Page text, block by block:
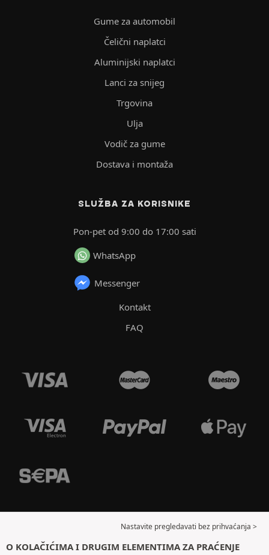
Gume za automobil
Čelični naplatci
Aluminijski naplatci
Lanci za snijeg
Trgovina
Ulja
Vodič za gume
Dostava i montaža
SLUŽBA ZA KORISNIKE
Pon-pet od 9:00 do 17:00 sati
WhatsApp
Messenger
Kontakt
FAQ
Nastavite pregledavati bez prihvaćanja >
O KOLAČIĆIMA I DRUGIM ELEMENTIMA ZA PRAĆENJE